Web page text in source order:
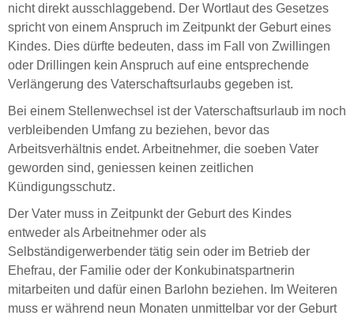
nicht direkt ausschlaggebend. Der Wortlaut des Gesetzes
spricht von einem Anspruch im Zeitpunkt der Geburt eines
Kindes. Dies dürfte bedeuten, dass im Fall von Zwillingen
oder Drillingen kein Anspruch auf eine entsprechende
Verlängerung des Vaterschaftsurlaubs gegeben ist.
Bei einem Stellenwechsel ist der Vaterschaftsurlaub im noch
verbleibenden Umfang zu beziehen, bevor das
Arbeitsverhältnis endet. Arbeitnehmer, die soeben Vater
geworden sind, geniessen keinen zeitlichen
Kündigungsschutz.
Der Vater muss in Zeitpunkt der Geburt des Kindes
entweder als Arbeitnehmer oder als
Selbständigerwerbender tätig sein oder im Betrieb der
Ehefrau, der Familie oder der Konkubinatspartnerin
mitarbeiten und dafür einen Barlohn beziehen. Im Weiteren
muss er während neun Monaten unmittelbar vor der Geburt